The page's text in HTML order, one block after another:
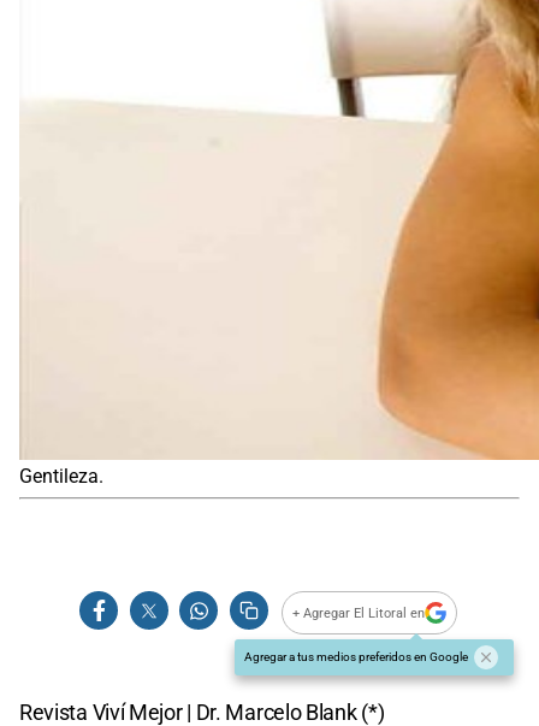
Gentileza.
+ Agregar El Litoral en
Agregar a tus medios preferidos en Google
Revista Viví Mejor | Dr. Marcelo Blank (*)